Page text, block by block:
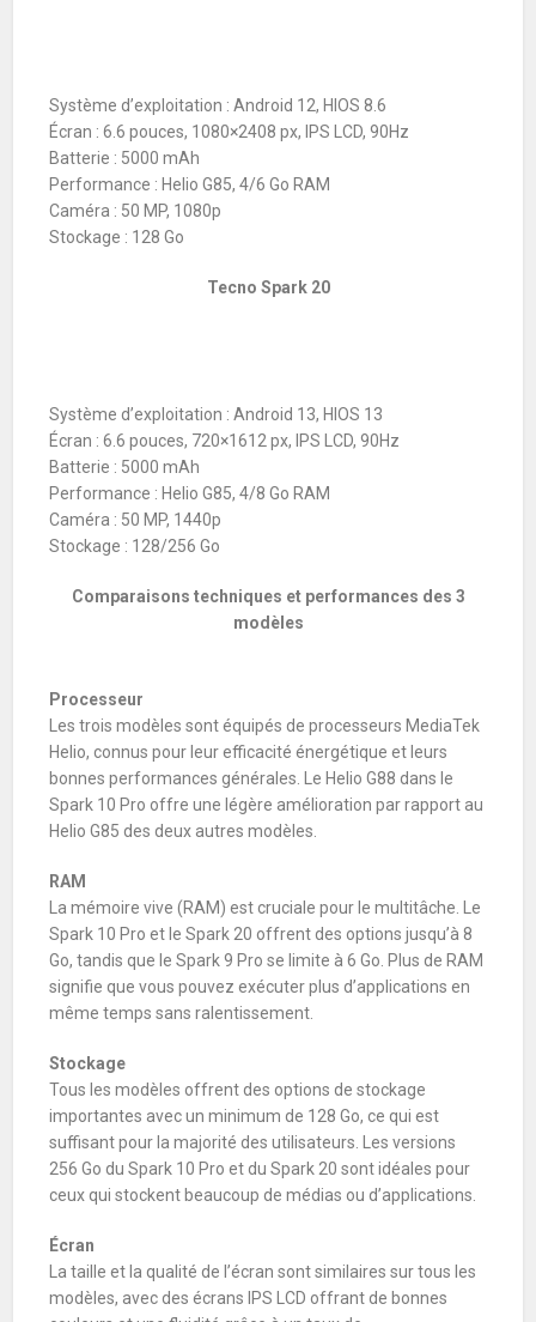
Système d’exploitation : Android 12, HIOS 8.6
Écran : 6.6 pouces, 1080×2408 px, IPS LCD, 90Hz
Batterie : 5000 mAh
Performance : Helio G85, 4/6 Go RAM
Caméra : 50 MP, 1080p
Stockage : 128 Go
Tecno Spark 20
Système d’exploitation : Android 13, HIOS 13
Écran : 6.6 pouces, 720×1612 px, IPS LCD, 90Hz
Batterie : 5000 mAh
Performance : Helio G85, 4/8 Go RAM
Caméra : 50 MP, 1440p
Stockage : 128/256 Go
Comparaisons techniques et performances des 3
modèles
Processeur
Les trois modèles sont équipés de processeurs MediaTek
Helio, connus pour leur efficacité énergétique et leurs
bonnes performances générales. Le Helio G88 dans le
Spark 10 Pro offre une légère amélioration par rapport au
Helio G85 des deux autres modèles.
RAM
La mémoire vive (RAM) est cruciale pour le multitâche. Le
Spark 10 Pro et le Spark 20 offrent des options jusqu’à 8
Go, tandis que le Spark 9 Pro se limite à 6 Go. Plus de RAM
signifie que vous pouvez exécuter plus d’applications en
même temps sans ralentissement.
Stockage
Tous les modèles offrent des options de stockage
importantes avec un minimum de 128 Go, ce qui est
suffisant pour la majorité des utilisateurs. Les versions
256 Go du Spark 10 Pro et du Spark 20 sont idéales pour
ceux qui stockent beaucoup de médias ou d’applications.
Écran
La taille et la qualité de l’écran sont similaires sur tous les
modèles, avec des écrans IPS LCD offrant de bonnes